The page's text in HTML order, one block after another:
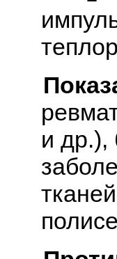
и др.),